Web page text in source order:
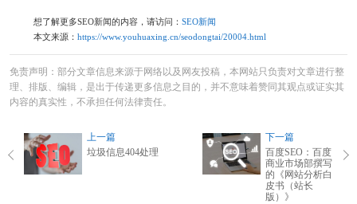
想了解更多SEO新闻的内容，请访问： SEO新闻
本文来源： https://www.youhuaxing.cn/seodongtai/20004.html
免责声明：部分文章信息来源于网络以及网友投稿，本网站只负责对文章进行整
理、排版、编辑，是出于传递更多信息之目的，并不意味着赞同其观点或证实其
内容的真实性，不承担任何法律责任。
上一篇
垃圾信息404处理
下一篇
百度SEO：百度
商业市场部撰写
的《网站分析白
皮书（站长
版）》